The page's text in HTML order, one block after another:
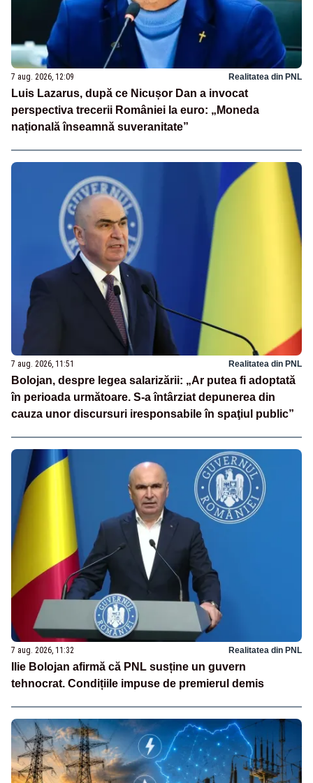
7 aug. 2026, 12:09 Realitatea din PNL
Luis Lazarus, după ce Nicușor Dan a invocat
perspectiva trecerii României la euro: „Moneda
națională înseamnă suveranitate”
7 aug. 2026, 11:51 Realitatea din PNL
Bolojan, despre legea salarizării: „Ar putea fi adoptată
în perioada următoare. S-a întârziat depunerea din
cauza unor discursuri iresponsabile în spaţiul public”
7 aug. 2026, 11:32 Realitatea din PNL
Ilie Bolojan afirmă că PNL susține un guvern
tehnocrat. Condițiile impuse de premierul demis